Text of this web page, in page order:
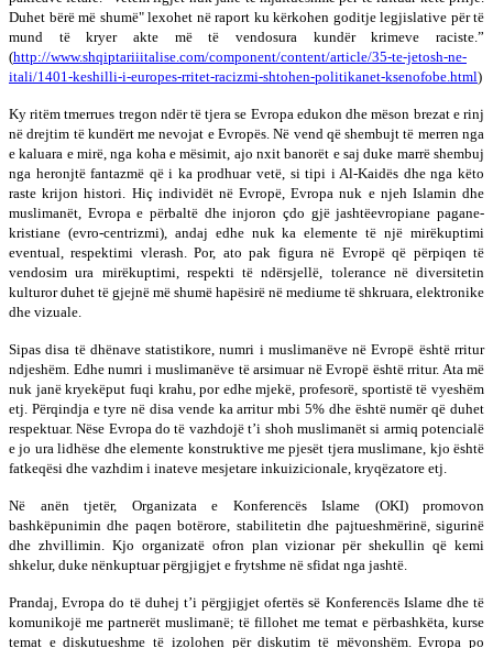
Duhet bërë më shumë" lexohet në raport ku kërkohen goditje legjislative për të
mund të kryer akte më të vendosura kundër krimeve raciste.”
(http://www.shqiptariiitalise.com/component/content/article/35-te-jetosh-ne-
itali/1401-keshilli-i-europes-rritet-racizmi-shtohen-politikanet-ksenofobe.html)
Ky ritëm tmerrues tregon ndër të tjera se Evropa edukon dhe mëson brezat e rinj
në drejtim të kundërt me nevojat e Evropës. Në vend që shembujt të merren nga
e kaluara e mirë, nga koha e mësimit, ajo nxit banorët e saj duke marrë shembuj
nga heronjtë fantazmë që i ka prodhuar vetë, si tipi i Al-Kaidës dhe nga këto
raste krijon histori. Hiç individët në Evropë, Evropa nuk e njeh Islamin dhe
muslimanët, Evropa e përbaltë dhe injoron çdo gjë jashtëevropiane pagane-
kristiane (evro-centrizmi), andaj edhe nuk ka elemente të një mirëkuptimi
eventual, respektimi vlerash. Por, ato pak figura në Evropë që përpiqen të
vendosim ura mirëkuptimi, respekti të ndërsjellë, tolerance në diversitetin
kulturor duhet të gjejnë më shumë hapësirë në mediume të shkruara, elektronike
dhe vizuale.
Sipas disa të dhënave statistikore, numri i muslimanëve në Evropë është rritur
ndjeshëm. Edhe numri i muslimanëve të arsimuar në Evropë është rritur. Ata më
nuk janë kryekëput fuqi krahu, por edhe mjekë, profesorë, sportistë të vyeshëm
etj. Përqindja e tyre në disa vende ka arritur mbi 5% dhe është numër që duhet
respektuar. Nëse Evropa do të vazhdojë t’i shoh muslimanët si armiq potencialë
e jo ura lidhëse dhe elemente konstruktive me pjesët tjera muslimane, kjo është
fatkeqësi dhe vazhdim i inateve mesjetare inkuizicionale, kryqëzatore etj.
Në anën tjetër, Organizata e Konferencës Islame (OKI) promovon
bashkëpunimin dhe paqen botërore, stabilitetin dhe pajtueshmërinë, sigurinë
dhe zhvillimin. Kjo organizatë ofron plan vizionar për shekullin që kemi
shkelur, duke nënkuptuar përgjigjet e frytshme në sfidat nga jashtë.
Prandaj, Evropa do të duhej t’i përgjigjet ofertës së Konferencës Islame dhe të
komunikojë me partnerët muslimanë; të fillohet me temat e përbashkëta, kurse
temat e diskutueshme të izolohen për diskutim të mëvonshëm. Evropa po